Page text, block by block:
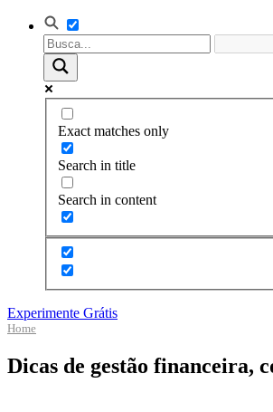
Exact matches only
Search in title
Search in content
Experimente Grátis
Home
Dicas de gestão financeira,